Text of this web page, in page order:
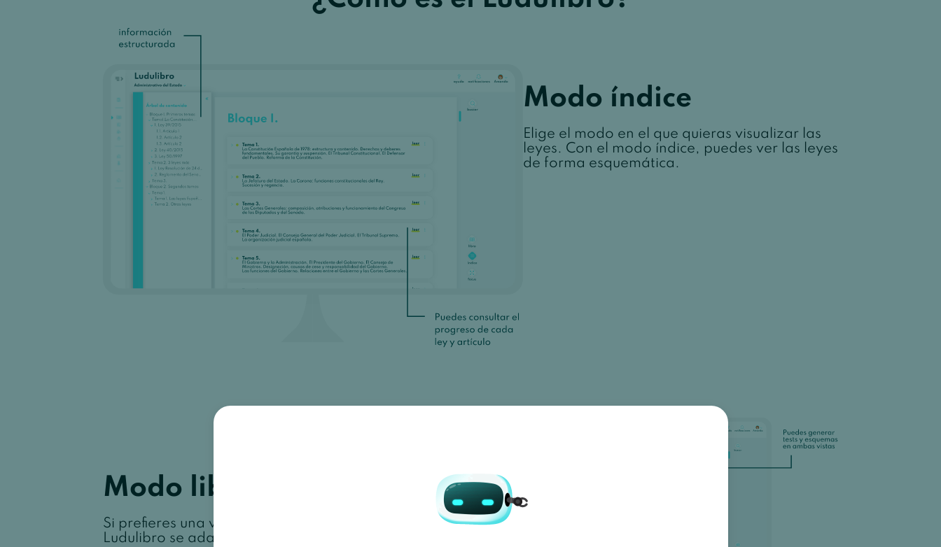
Modo índice
Elige el modo en el que quieras visualizar las
leyes. Con el modo índice, puedes ver las leyes
de forma esquemática.
Modo libro
Si prefieres una vista más similar a un libro, el
Ludulibro se adapta a tus necesidades.